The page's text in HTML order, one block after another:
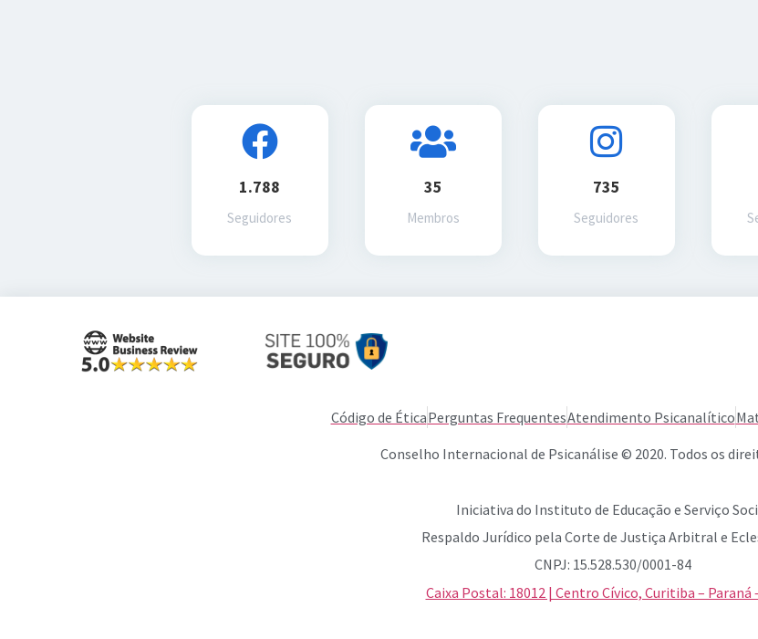
1.788
Seguidores
35
Membros
735
Seguidores
Código de ÉticaPerguntas FrequentesAtendimento Psicanalítico
Conselho Internacional de Psicanálise © 2020. Todos os
Iniciativa do Instituto de Educação e Serviço
Respaldo Jurídico pela Corte de Justiça Arbitral e
CNPJ: 15.528.530/0001-84
Caixa Postal: 18012 | Centro Cívico, Curitiba – Paraná